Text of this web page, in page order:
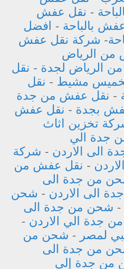
- نقل عفش
بالباحة - افضل
- شركة نقل عفش
من الرياض
الرياض لجدة - نقل
مشيط - نقل
- نقل عفش من جدة
بجدة - نقل عفش
تخزين اثاث
جدة الي
الى الاردن - شركة
- نقل عفش من
من جدة الى
الى الاردن - شحن
- شحن من جدة الى
جدة الي الاردن -
لمصر - شحن من
من جدة الى
من جدة إلى